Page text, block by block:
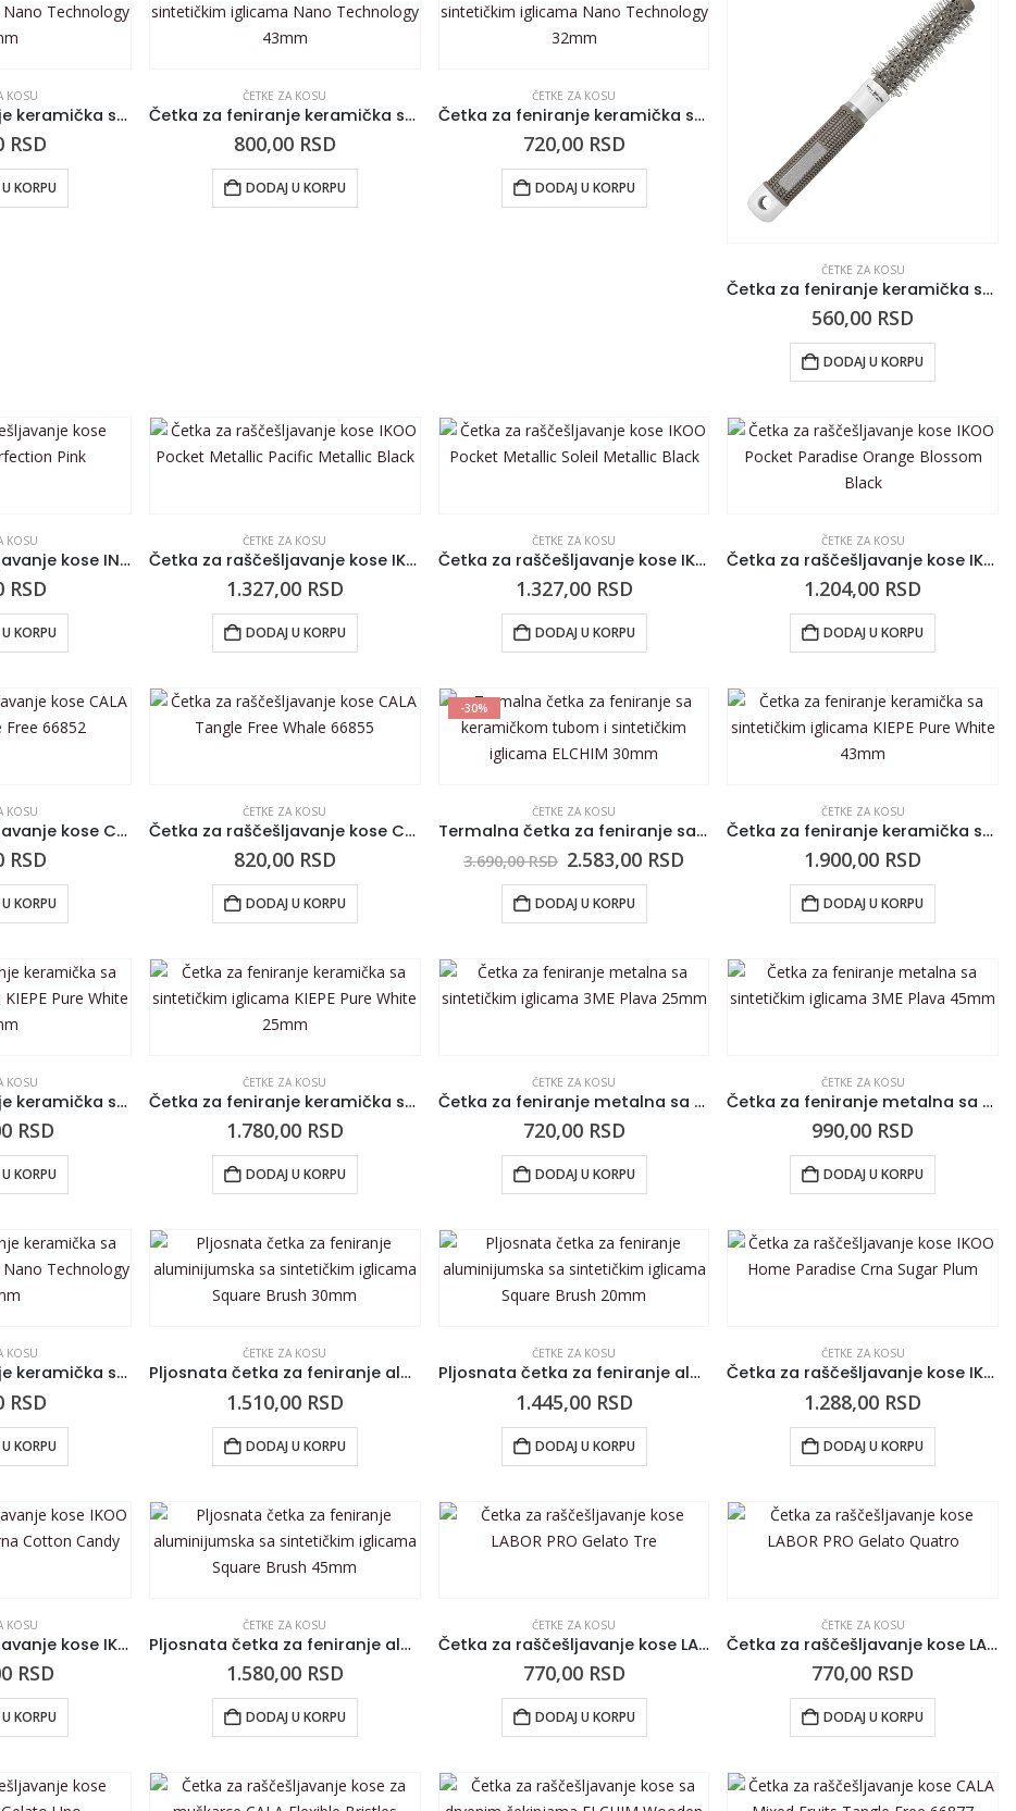
KOSU
Četka za feniranje keramička sa sintetičkim iglicama Nano Technology 53mm
RSD
KORPU
ČETKE ZA KOSU
Četka za feniranje keramička sa sintetičkim iglicama Nano Technology 43mm
800,00 RSD
DODAJ U KORPU
ČETKE ZA KOSU
Četka za feniranje keramička sa sintetičkim iglicama Nano Technology 32mm
720,00 RSD
DODAJ U KORPU
ČETKE ZA KOSU
Četka za feniranje keramička sa sintetičkim iglicama Nano Technology 19mm
560,00 RSD
DODAJ U KORPU
KOSU
Četka za raščešljavanje kose INFINITY Hairfection Pink
RSD
KORPU
ČETKE ZA KOSU
Četka za raščešljavanje kose IKOO Pocket Metallic Pacific Metallic Black
1.327,00 RSD
DODAJ U KORPU
ČETKE ZA KOSU
Četka za raščešljavanje kose IKOO Pocket Metallic Soleil Metallic Black
1.327,00 RSD
DODAJ U KORPU
ČETKE ZA KOSU
Četka za raščešljavanje kose IKOO Pocket Paradise Orange Blossom Black
1.204,00 RSD
DODAJ U KORPU
KOSU
Četka za raščešljavanje kose CALA Llama Tangle Free 66852
RSD
KORPU
ČETKE ZA KOSU
Četka za raščešljavanje kose CALA Tangle Free Whale 66855
820,00 RSD
DODAJ U KORPU
-30%
ČETKE ZA KOSU
Termalna četka za feniranje sa keramičkom tubom i sintetičkim iglicama ELCHIM 30mm
3.690,00RSD 2.583,00 RSD
DODAJ U KORPU
ČETKE ZA KOSU
Četka za feniranje keramička sa sintetičkim iglicama KIEPE Pure White 43mm
1.900,00 RSD
DODAJ U KORPU
KOSU
Četka za feniranje keramička sa sintetičkim iglicama KIEPE Pure White 20mm
RSD
KORPU
ČETKE ZA KOSU
Četka za feniranje keramička sa sintetičkim iglicama KIEPE Pure White 25mm
1.780,00 RSD
DODAJ U KORPU
ČETKE ZA KOSU
Četka za feniranje metalna sa sintetičkim iglicama 3ME Plava 25mm
720,00 RSD
DODAJ U KORPU
ČETKE ZA KOSU
Četka za feniranje metalna sa sintetičkim iglicama 3ME Plava 45mm
990,00 RSD
DODAJ U KORPU
KOSU
Četka za feniranje keramička sa sintetičkim iglicama Nano Technology 25 mm
RSD
KORPU
ČETKE ZA KOSU
Pljosnata četka za feniranje aluminijumska sa sintetičkim iglicama Square Brush 30mm
1.510,00 RSD
DODAJ U KORPU
ČETKE ZA KOSU
Pljosnata četka za feniranje aluminijumska sa sintetičkim iglicama Square Brush 20mm
1.445,00 RSD
DODAJ U KORPU
ČETKE ZA KOSU
Četka za raščešljavanje kose IKOO Home Paradise Crna Sugar Plum
1.288,00 RSD
DODAJ U KORPU
KOSU
Četka za raščešljavanje kose IKOO Home Paradise Crna Cotton Candy
RSD
KORPU
ČETKE ZA KOSU
Pljosnata četka za feniranje aluminijumska sa sintetičkim iglicama Square Brush 45mm
1.580,00 RSD
DODAJ U KORPU
ČETKE ZA KOSU
Četka za raščešljavanje kose LABOR PRO Gelato Tre
770,00 RSD
DODAJ U KORPU
ČETKE ZA KOSU
Četka za raščešljavanje kose LABOR PRO Gelato Quatro
770,00 RSD
DODAJ U KORPU